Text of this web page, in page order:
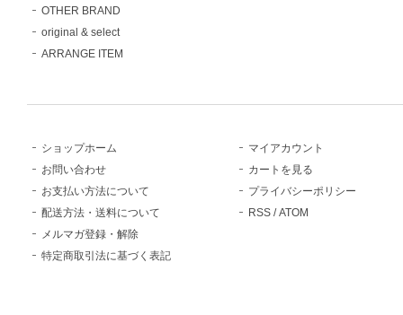
OTHER BRAND
original & select
ARRANGE ITEM
ショップホーム
お問い合わせ
お支払い方法について
配送方法・送料について
メルマガ登録・解除
特定商取引法に基づく表記
マイアカウント
カートを見る
プライバシーポリシー
RSS /ATOM